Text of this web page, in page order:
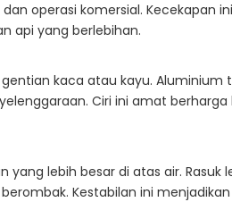
operasi komersial. Kecekapan
api yang berlebihan.
kaca atau kayu.
Ciri ini amat
lebih besar di atas air.
Kestabilan ini